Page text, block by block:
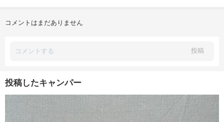
コメントはまだありません
投稿
投稿したキャンパー